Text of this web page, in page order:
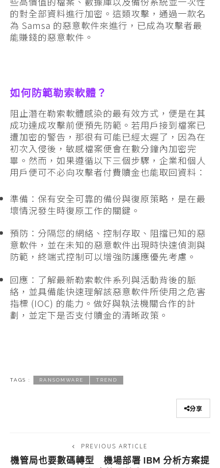
的對全部資料進行加密。這類攻擊，通過一款名
為 Samsa 的惡意軟件來進行，已成為攻擊者最
能賺錢的惡意軟件。
如何防範勒索軟體？
阻止潛在勒索軟體感染的最有效方式，便是在其
成功達成攻擊前便預先防範。若用戶接到檔案已
遭加密的警告，那很有可能已經太遲了，因為在
初次入侵後，敏感檔案便會在數分鐘內加密完
畢。然而，如果遵循以下三個步驟，企業和個人
用戶便可不必向攻擊者付費贖金也能取回資料：
準備：保有安全可靠的備份與復原策略，是在最
壞情況發生時復原工作的關鍵。
預防：分隔您的網絡、控制存取、阻擋已知的惡
意軟件，並在未知的惡意軟件出現時快速偵測與
防範，終端式控制可以增強防護應優先考慮。
回應：了解最新勒索軟件系列與活動背後的脈
絡，並具備能快速理解該惡意軟件所使用之危害
指標 (IOC) 的能力。做好與執法機關合作的計
劃，並定下是否支付贖金的清晰政策。
TAGS : RANSOMWARE TREND
分享
PREVIOUS ARTICLE
機管局也要數碼轉型 機場部署 IBM 分析方案提